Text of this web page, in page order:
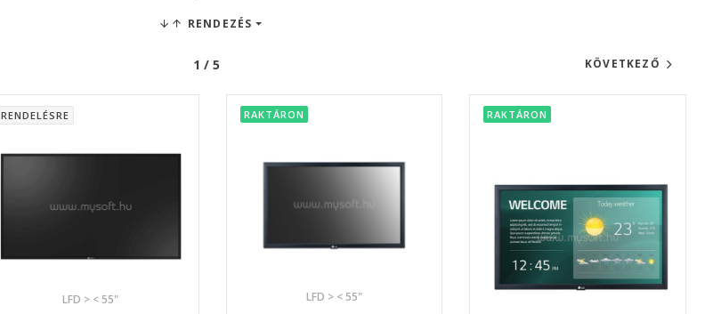
RENDEZÉS
1 / 5 KÖVETKEZŐ
RENDELÉSRE
LFD > < 55"
RAKTÁRON
LFD > < 55"
RAKTÁRON